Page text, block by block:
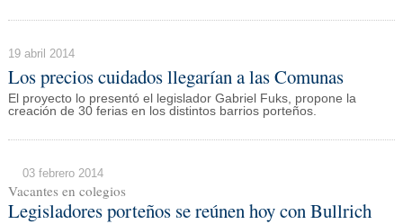
19 abril 2014
Los precios cuidados llegarían a las Comunas
El proyecto lo presentó el legislador Gabriel Fuks, propone la
creación de 30 ferias en los distintos barrios porteños.
03 febrero 2014
Vacantes en colegios
Legisladores porteños se reúnen hoy con Bullrich